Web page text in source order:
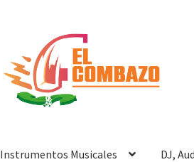
Instrumentos Musicales DJ,